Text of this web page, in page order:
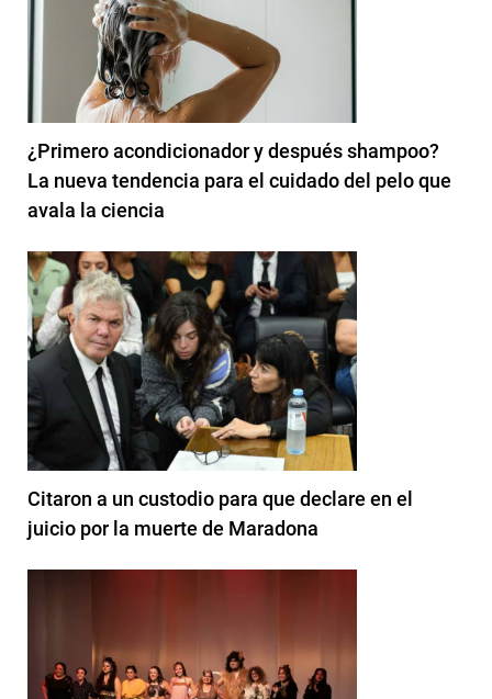
¿Primero acondicionador y después shampoo?
La nueva tendencia para el cuidado del pelo que
avala la ciencia
Citaron a un custodio para que declare en el
juicio por la muerte de Maradona